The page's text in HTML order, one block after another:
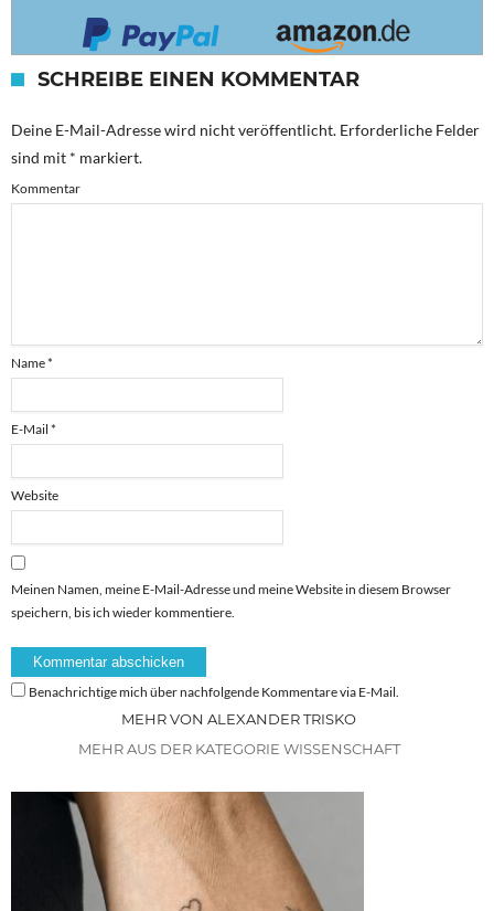
SCHREIBE EINEN KOMMENTAR
Deine E-Mail-Adresse wird nicht veröffentlicht. Erforderliche Felder
sind mit * markiert.
Kommentar
Name*
E-Mail *
Website
Meinen Namen, meine E-Mail-Adresse und meine Website in diesem Browser
speichern, bis ich wieder kommentiere.
Benachrichtige mich über nachfolgende Kommentare via E-Mail.
MEHR VON ALEXANDER TRISKO
MEHR AUS DER KATEGORIE WISSENSCHAFT